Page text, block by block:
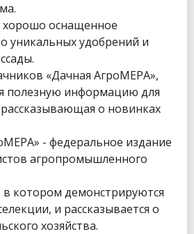
хорошо оснащенное
уникальных удобрений и
«Дачная АгроМЕРА»,
полезную информацию для
о новинках
- федеральное издание
агропромышленного
в котором демонстрируются
и рассказывается о
хозяйства.